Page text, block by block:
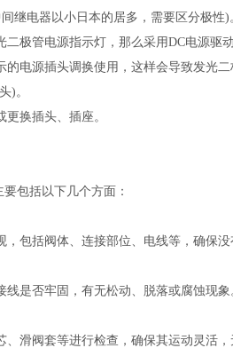
继电器以小日本的居多，需要区分极性)
极管电源指示灯，那么采用DC电源驱
的电源插头调换使用，这样会导致发光
)。
更换插头、插座。
要包括以下几个方面：
包括阀体、连接部位、电线等，确保
线是否牢固，有无松动、脱落或腐蚀现
、滑阀套等进行检查，确保其运动灵活